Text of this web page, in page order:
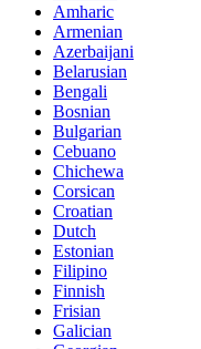
Amharic
Armenian
Azerbaijani
Belarusian
Bengali
Bosnian
Bulgarian
Cebuano
Chichewa
Corsican
Croatian
Dutch
Estonian
Filipino
Finnish
Frisian
Galician